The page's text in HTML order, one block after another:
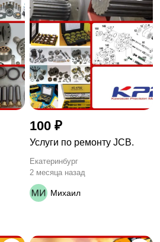
100 ₽
Услуги по ремонту JCB.
Екатеринбург
2 месяца назад
Михаил